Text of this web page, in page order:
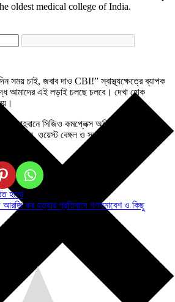
oldest medical college of India.
সময় চাই, জবাব দাও CBI!” স্বাস্থ্যক্ষেত্রে ব্যাপক
আমাদের এই লড়াই চলছে চলবে। দেখা হোক
আহবানে সিজিও কমপ্লেক্স অভিযান সফল করার
ডক্টরস, ওয়েস্ট বেঙ্গল ও সহযোগী সংগঠনগুলির
হলো
আরজি কর হত্যার প্রতিবাদে গণসমাবেশ ও কিছু